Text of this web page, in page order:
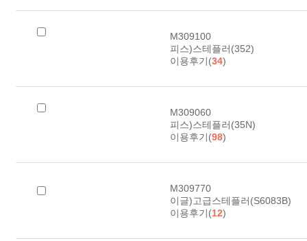
M309100
피스)스테플러(352)
이용후기(34)
M309060
피스)스테플러(35N)
이용후기(98)
M309770
이글)고급스테플러(S6083B)
이용후기(12)